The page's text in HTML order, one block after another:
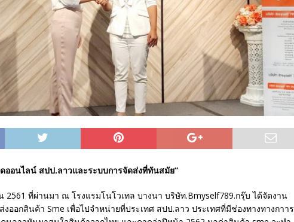
ออนไลน์ สปป.ลาวและระบบการจัดส่งที่ทันสมัย”
2561 ที่ผ่านมา ณ โรงแรมโนโวเทล บางนา บริษัท.Bmyself789.กรุ๊บ ได้จัดงาน
ออกสินค้า Sme เพื่อไปจำหน่ายที่ประเทศ สปป.ลาว ประเทศที่มีช่องทางทางกาาร